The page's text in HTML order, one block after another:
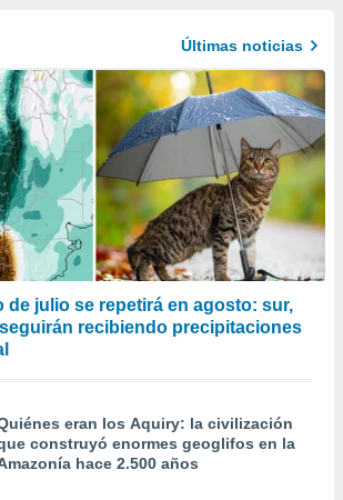
Últimas noticias
de julio se repetirá en agosto: sur,
recibiendo precipitaciones
eran los Aquiry: la civilización
construyó enormes geoglifos en la
hace 2.500 años